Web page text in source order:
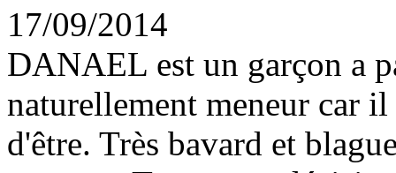
17/09/2014
DANAEL est un garçon a
naturellement meneur car
d'être. Très bavard et